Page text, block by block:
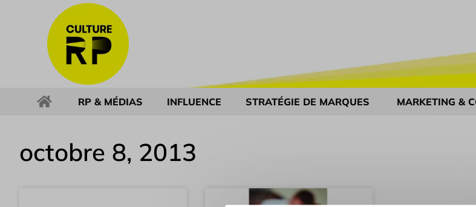
RP & MÉDIAS INFLUENCE STRATÉGIE DE MARQUES MARKETING &
octobre 8, 2013